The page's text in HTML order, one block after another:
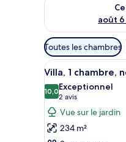
août
Filtres
disponibles
pour
les
chambres
Toutes les chambres
Afficher
toutes
les
photos
pour
ce
11
Villa, 1 chambre,
10,010,0 sur 10
Exceptionnel
2 avis
(2 avis)
Vue sur le jardin
234 m²